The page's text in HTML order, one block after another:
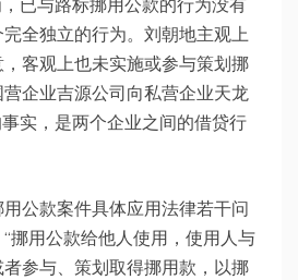
已与路标挪用公款的行为没有
全独立的行为。刘朝地主观上
客观上也未实施或参与策划挪
企业吉源公司向私营企业天龙
实，是两个企业之间的借贷行
用公款案件具体应用法律若干问
挪用公款给他人使用，使用人与
参与、策划取得挪用款，以挪